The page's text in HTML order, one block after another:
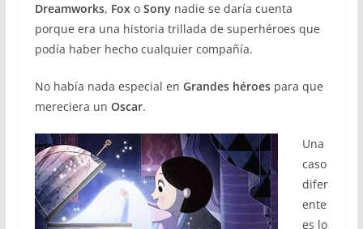
Dreamworks, FoxoSonynadie se daría cuenta
porque era una historia trillada de superhéroes que
podía haber hecho cualquier compañía.
No había nada especial en Grandes héroespara que
mereciera un Oscar.
Una
caso
difer
ente
es lo